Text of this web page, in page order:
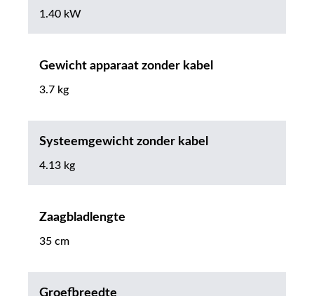
1.40 kW
Gewicht apparaat zonder kabel
3.7 kg
Systeemgewicht zonder kabel
4.13 kg
Zaagbladlengte
35 cm